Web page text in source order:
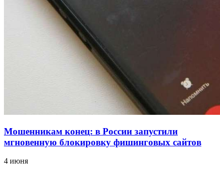
Волгоградские компании нарастили экспорт:
заключены контракты на 3,6 млн долларов
Мошенникам конец: в России запустили
мгновенную блокировку фишинговых сайтов
4 июня